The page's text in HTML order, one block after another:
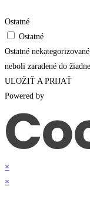
Ostatné
Ostatné
Ostatné
neboli zaradené do
ULOŽIŤ A PRIJAŤ
Powered by
×
×